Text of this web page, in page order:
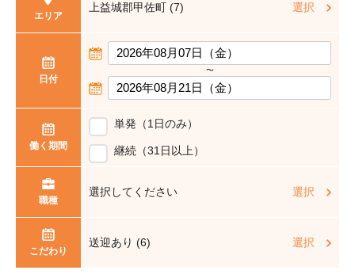
エリア
上益城郡甲佐町 (7) 選択
日付
〜
働く期間
単発（1日のみ）
継続（31日以上）
職種
選択してください 選択
こだわり
送迎あり (6) 選択